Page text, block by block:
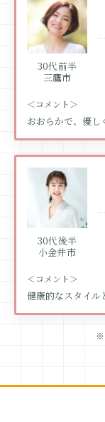
30代前半
三鷹市
＜コメント＞
おおらかで、優し
30代後半
小金井市
＜コメント＞
健康的なスタイル
※